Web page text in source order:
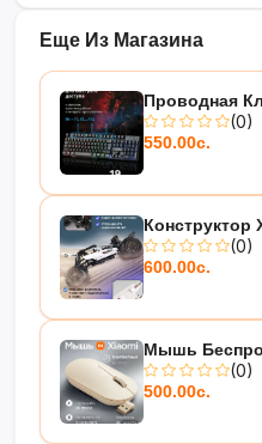
Еще Из Магазина
Проводная
(0)
550.00с.
Конструктор
(0)
600.00с.
Мышь
(0)
500.00с.